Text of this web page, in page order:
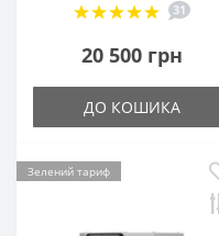
31
20 500 грн
ДО КОШИКА
Зелений тариф